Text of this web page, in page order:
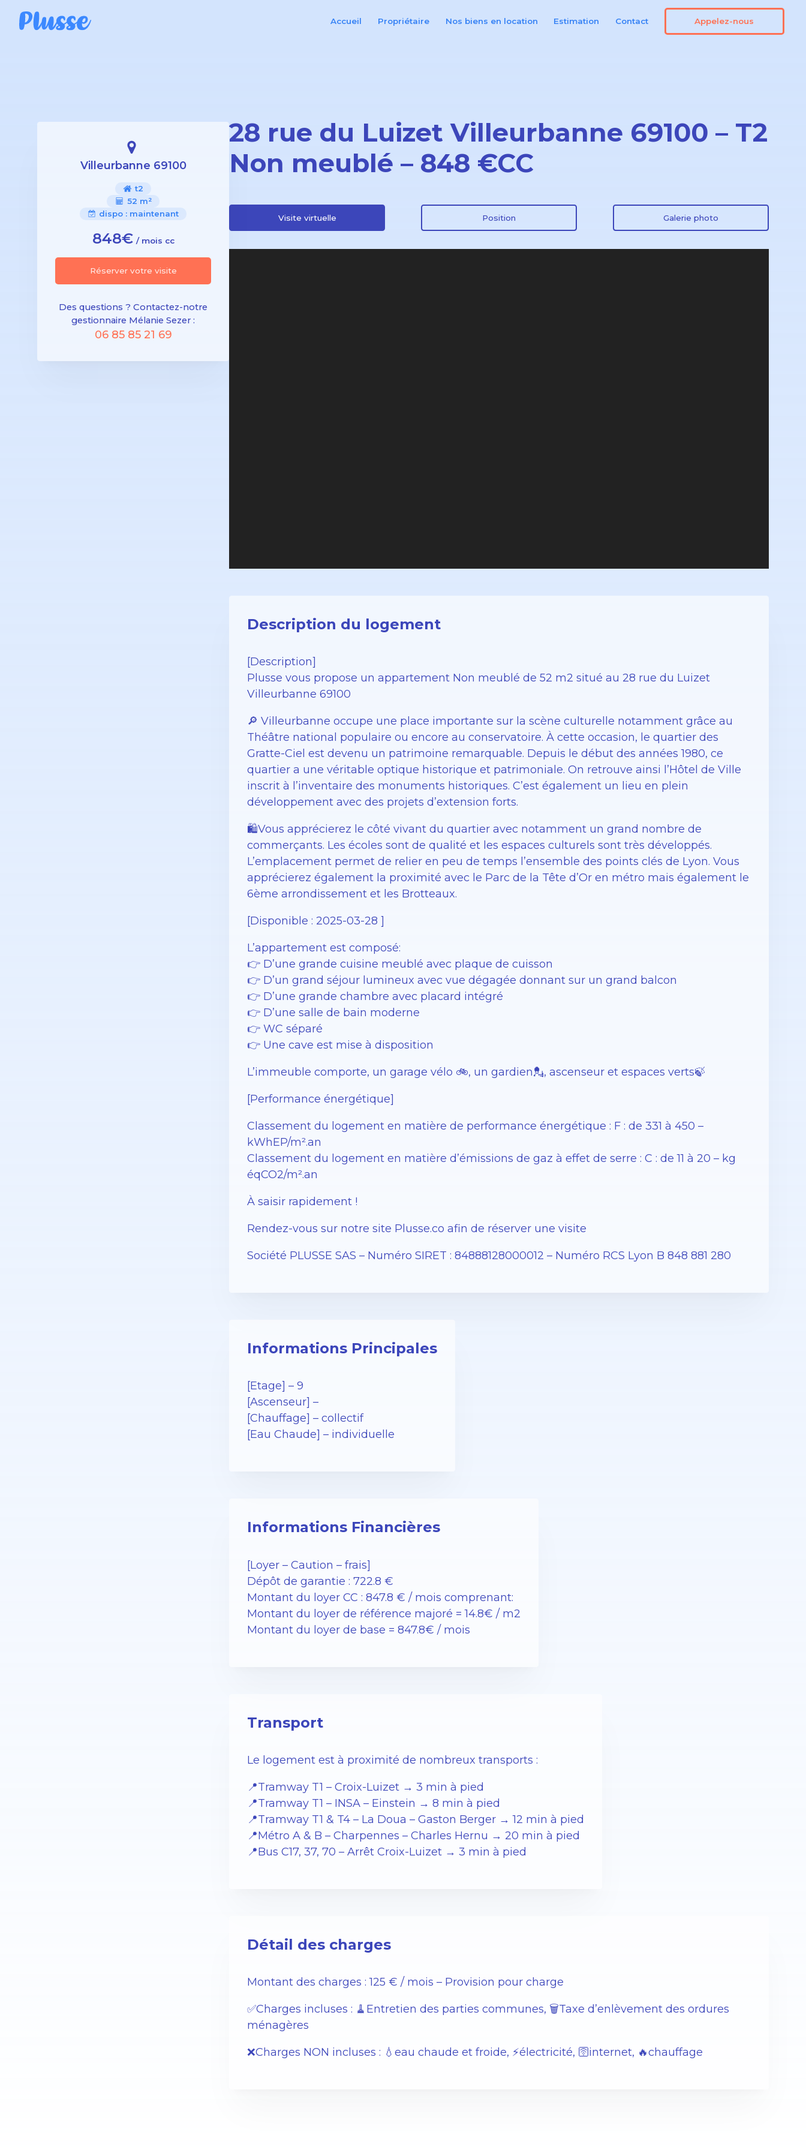
Accueil Propriétaire Nos biens en location Estimation Contact Appelez-nous
Villeurbanne 69100
t2
52 m²
dispo : maintenant
848€ / mois cc
Réserver votre visite
Des questions ? Contactez-notre
gestionnaire Mélanie Sezer :
06 85 85 21 69
28 rue du Luizet Villeurbanne 69100 – T2
Non meublé – 848 €CC
Visite virtuelle Position Galerie photo
Description du logement
[Description]
Plusse vous propose un appartement Non meublé de 52 m2 situé au 28 rue du Luizet
Villeurbanne 69100
🔎 Villeurbanne occupe une place importante sur la scène culturelle notamment grâce au
Théâtre national populaire ou encore au conservatoire. À cette occasion, le quartier des
Gratte-Ciel est devenu un patrimoine remarquable. Depuis le début des années 1980, ce
quartier a une véritable optique historique et patrimoniale. On retrouve ainsi l’Hôtel de Ville
inscrit à l’inventaire des monuments historiques. C’est également un lieu en plein
développement avec des projets d’extension forts.
🛍️Vous apprécierez le côté vivant du quartier avec notamment un grand nombre de
commerçants. Les écoles sont de qualité et les espaces culturels sont très développés.
L’emplacement permet de relier en peu de temps l’ensemble des points clés de Lyon. Vous
apprécierez également la proximité avec le Parc de la Tête d’Or en métro mais également le
6ème arrondissement et les Brotteaux.
[Disponible : 2025-03-28 ]
L’appartement est composé:
👉 D’une grande cuisine meublé avec plaque de cuisson
👉 D’un grand séjour lumineux avec vue dégagée donnant sur un grand balcon
👉 D’une grande chambre avec placard intégré
👉 D’une salle de bain moderne
👉 WC séparé
👉 Une cave est mise à disposition
L’immeuble comporte, un garage vélo 🚲, un gardien💂, ascenseur et espaces verts🍃
[Performance énergétique]
Classement du logement en matière de performance énergétique : F : de 331 à 450 –
kWhEP/m².an
Classement du logement en matière d’émissions de gaz à effet de serre : C : de 11 à 20 – kg
éqCO2/m².an
À saisir rapidement !
Rendez-vous sur notre site Plusse.co afin de réserver une visite
Société PLUSSE SAS – ​​Numéro SIRET : 84888128000012 – Numéro RCS Lyon B 848 881 280
Informations Principales
[Etage] – 9
[Ascenseur] –
[Chauffage] – collectif
[Eau Chaude] – individuelle
Informations Financières
[Loyer – Caution – frais]
Dépôt de garantie : 722.8 €
Montant du loyer CC : 847.8 € / mois comprenant:
Montant du loyer de référence majoré = 14.8€ / m2
Montant du loyer de base = 847.8€ / mois
Transport
Le logement est à proximité de nombreux transports :
📍Tramway T1 – Croix-Luizet → 3 min à pied
📍Tramway T1 – INSA – Einstein → 8 min à pied
📍Tramway T1 & T4 – La Doua – Gaston Berger → 12 min à pied
📍Métro A & B – Charpennes – Charles Hernu → 20 min à pied
📍Bus C17, 37, 70 – Arrêt Croix-Luizet → 3 min à pied
Détail des charges
Montant des charges : 125 € / mois – Provision pour charge
✅Charges incluses : 🧹Entretien des parties communes, 🗑️Taxe d’enlèvement des ordures
ménagères
❌Charges NON incluses : 💧eau chaude et froide, ⚡️électricité, 🛜internet, 🔥chauffage